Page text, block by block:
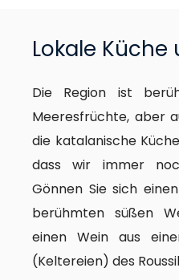
Lokale
Die Region ist
Meeresfrüchte, aber
die katalanische
dass wir immer
Gönnen Sie sich
berühmten süßen
einen Wein aus
(Keltereien) des